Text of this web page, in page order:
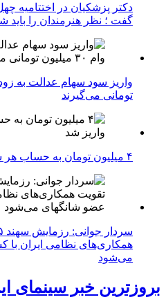
دکتر پزشکیان در اختتامیه
گفت ؛ نظر هنرمندان را باید
تومانی می‌گیرند
۴ میلیون تومان به حساب هر شهروند ایرانی واریز شد
همکاری‌های نظامی ایران
می‌شود
بروزترین خبر سینمای